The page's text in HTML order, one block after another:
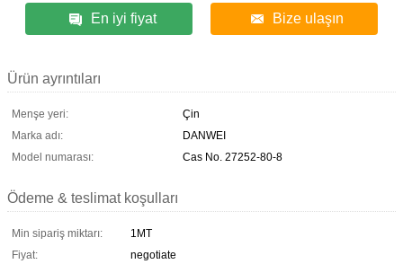
En iyi fiyat Bize ulaşın
Ürün ayrıntıları
Menşe yeri:
Çin
Marka adı:
DANWEI
Model numarası:
Cas No. 27252-80-8
Ödeme & teslimat koşulları
Min sipariş miktarı:
1MT
Fiyat:
negotiate